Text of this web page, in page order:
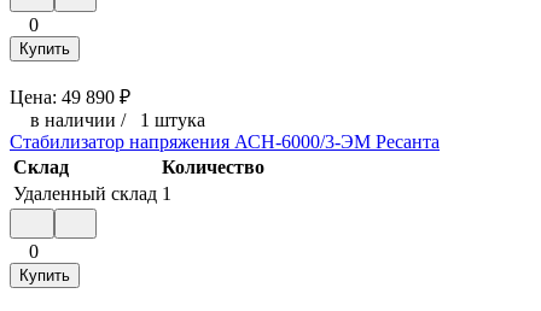
0
Купить
Цена: 49 890 ₽
в наличии / 1 штука
Стабилизатор напряжения АСН-6000/3-ЭМ Ресанта
Склад
Количество
Удаленный склад 1
0
Купить